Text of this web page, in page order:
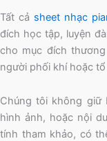
Tất cả sheet nhạc
đích học tập, luyện
cho mục đích
người phối khí hoặc
Chúng tôi không giữ
hình ảnh, hoặc nội
tính tham khảo, có